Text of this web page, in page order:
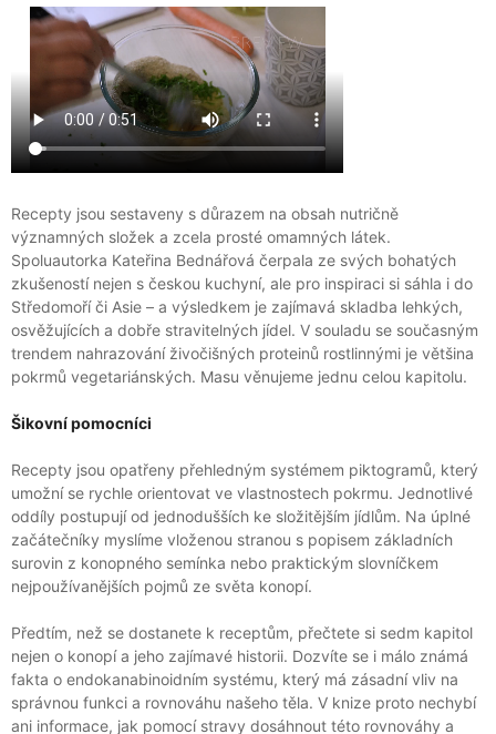
Recepty jsou sestaveny s důrazem na obsah nutričně
významných složek a zcela prosté omamných látek.
Spoluautorka Kateřina Bednářová čerpala ze svých bohatých
zkušeností nejen s českou kuchyní, ale pro inspiraci si sáhla i do
Středomoří či Asie – a výsledkem je zajímavá skladba lehkých,
osvěžujících a dobře stravitelných jídel. V souladu se současným
trendem nahrazování živočišných proteinů rostlinnými je většina
pokrmů vegetariánských. Masu věnujeme jednu celou kapitolu.
Šikovní pomocníci
Recepty jsou opatřeny přehledným systémem piktogramů, který
umožní se rychle orientovat ve vlastnostech pokrmu. Jednotlivé
oddíly postupují od jednodušších ke složitějším jídlům. Na úplné
začátečníky myslíme vloženou stranou s popisem základních
surovin z konopného semínka nebo praktickým slovníčkem
nejpoužívanějších pojmů ze světa konopí.
Předtím, než se dostanete k receptům, přečtete si sedm kapitol
nejen o konopí a jeho zajímavé historii. Dozvíte se i málo známá
fakta o endokanabinoidním systému, který má zásadní vliv na
správnou funkci a rovnováhu našeho těla. V knize proto nechybí
ani informace, jak pomocí stravy dosáhnout této rovnováhy a